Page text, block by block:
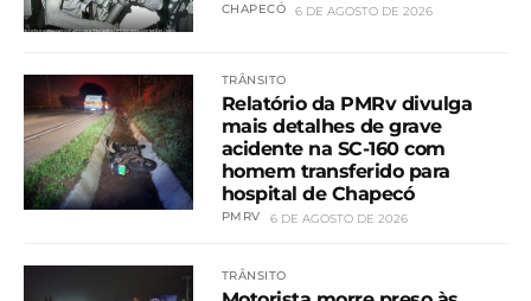
CHAPECÓ 6 DE AGOSTO DE 2026
TRÂNSITO
Relatório da PMRv divulga
mais detalhes de grave
acidente na SC-160 com
homem transferido para
hospital de Chapecó
PMRV 6 DE AGOSTO DE 2026
TRÂNSITO